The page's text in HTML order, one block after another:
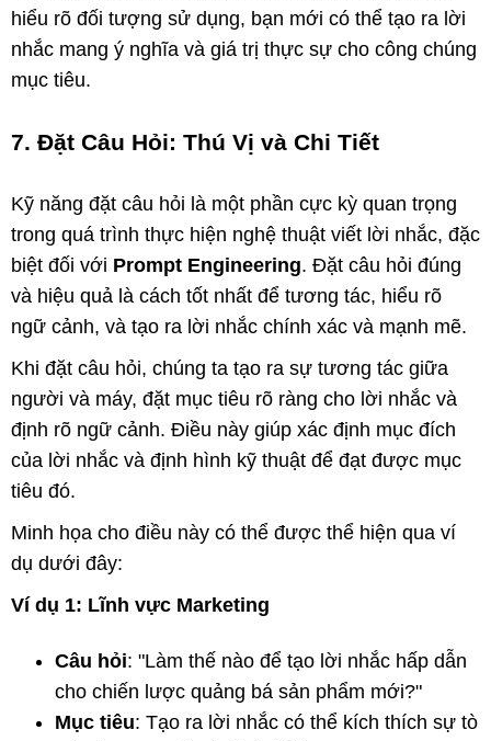
hiểu rõ đối tượng sử dụng, bạn mới có thể tạo ra lời
nhắc mang ý nghĩa và giá trị thực sự cho công chúng
mục tiêu.
7. Đặt Câu Hỏi: Thú Vị và Chi Tiết
Kỹ năng đặt câu hỏi là một phần cực kỳ quan trọng
trong quá trình thực hiện nghệ thuật viết lời nhắc, đặc
biệt đối với Prompt Engineering. Đặt câu hỏi đúng
và hiệu quả là cách tốt nhất để tương tác, hiểu rõ
ngữ cảnh, và tạo ra lời nhắc chính xác và mạnh mẽ.
Khi đặt câu hỏi, chúng ta tạo ra sự tương tác giữa
người và máy, đặt mục tiêu rõ ràng cho lời nhắc và
định rõ ngữ cảnh. Điều này giúp xác định mục đích
của lời nhắc và định hình kỹ thuật để đạt được mục
tiêu đó.
Minh họa cho điều này có thể được thể hiện qua ví
dụ dưới đây:
Ví dụ 1: Lĩnh vực Marketing
Câu hỏi: "Làm thế nào để tạo lời nhắc hấp dẫn
cho chiến lược quảng bá sản phẩm mới?"
Mục tiêu: Tạo ra lời nhắc có thể kích thích sự tò